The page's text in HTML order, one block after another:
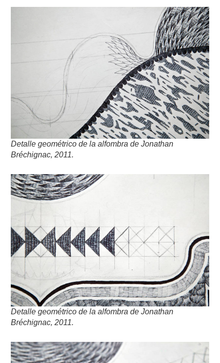
Detalle geométrico de la alfombra de Jonathan
Bréchignac, 2011.
Detalle geométrico de la alfombra de Jonathan
Bréchignac, 2011.